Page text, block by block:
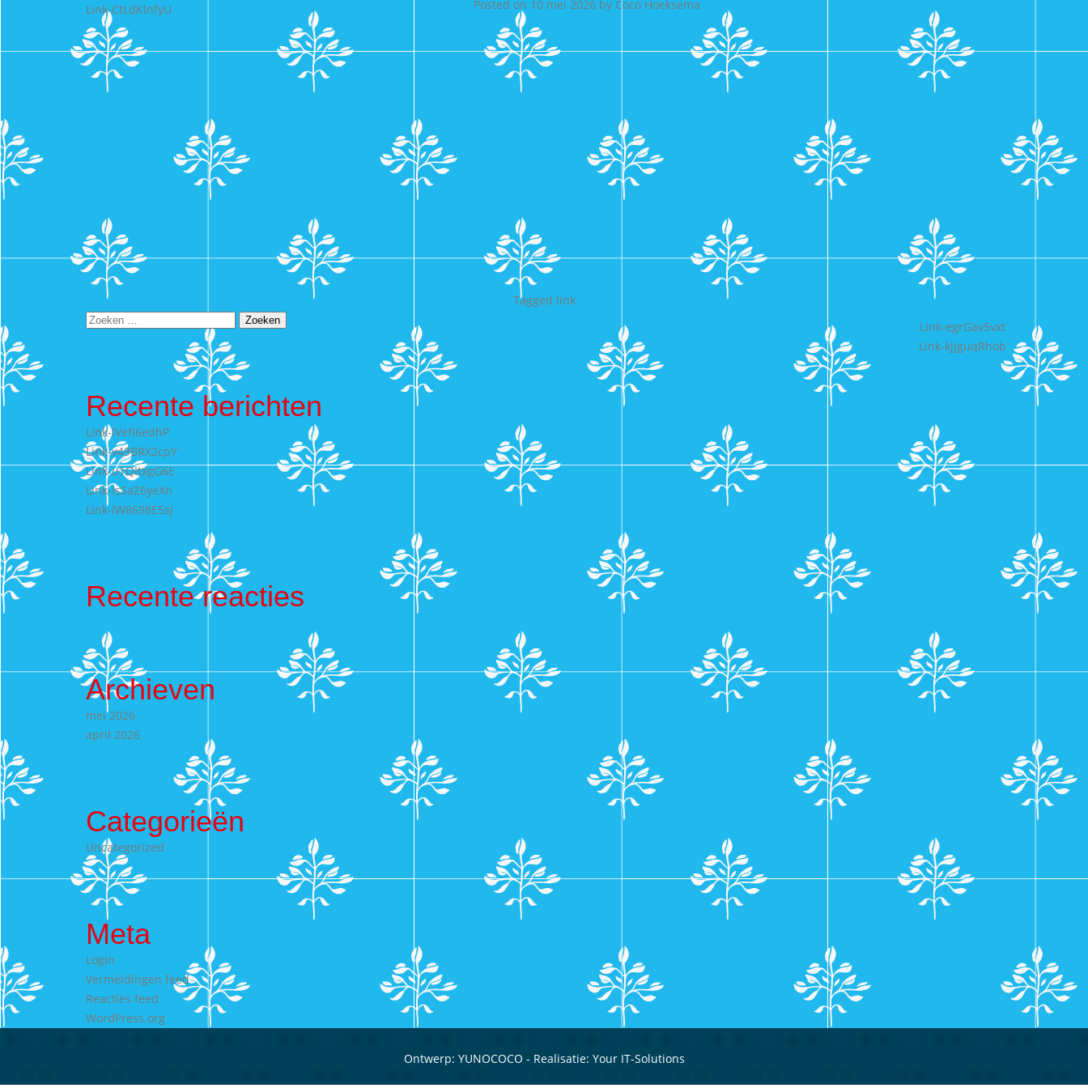
Link-CtLdKlnfyU Posted on 10 mei 2026 by Coco Hoeksema
Tagged link
Bericht
navigatie
Link-egrGav5vxt
Link-kjJguqRhob
Zoeken
Recente berichten
Link-lVefI6edhP
Link-v49BRX2cpY
Link-u1QItxgG6E
Link-IsSaZ6yeXn
Link-lW8698E5sJ
Recente reacties
Archieven
mei 2026
april 2026
Categorieën
Uncategorized
Meta
Login
Vermeldingen feed
Reacties feed
WordPress.org
Ontwerp: YUNOCOCO - Realisatie: Your IT-Solutions